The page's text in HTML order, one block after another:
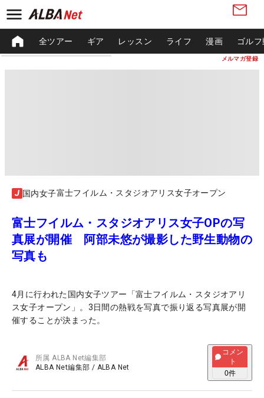
メルマガ登録
全ツアー ギア レッスン ライフ 漫画 ゴル
国内女子富士フイルム・スタジオアリス女子オープン
富士フイルム・スタジオアリス女子OPの写
真展が開催 阿部未悠が撮影した野生動物の
写真も
4月に行われた国内女子ツアー「富士フイルム・スタジオアリ
ス女子オープン」。3日間の熱戦を写真で振り返る写真展が開
催することが決まった。
所属ALBA Net編集部
ALBA Net編集部 / ALBA Net
コメン
ト
0件